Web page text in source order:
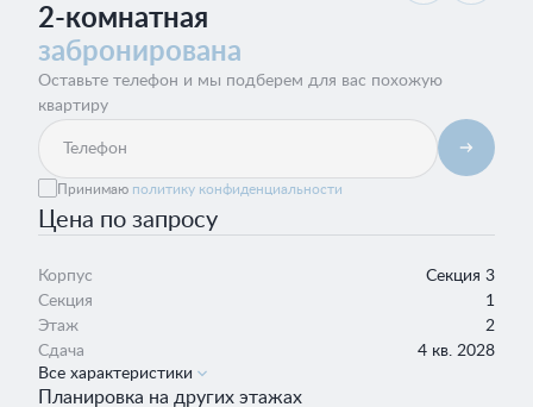
2-комнатная
забронирована
Оставьте телефон и мы подберем для вас похожую
квартиру
Принимаю политику конфиденциальности
Цена по запросу
Корпус
Секция 3
Секция
1
Этаж
2
Сдача
4 кв. 2028
Все характеристики
Планировка на других этажах